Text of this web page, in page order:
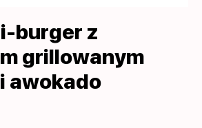
burger z
grillowanym
awokado